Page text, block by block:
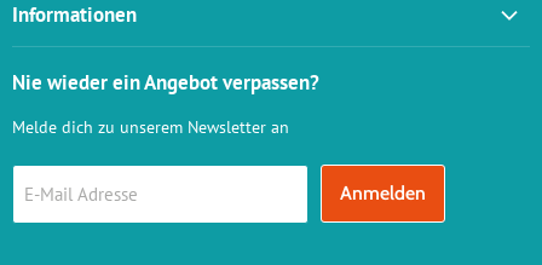
Informationen
AGB
Widerrufsbelehrung
Vertrag widerrufen
Datenschutz
Nie wieder ein Angebot verpassen?
Melde dich zu unserem Newsletter an
E-Mail Adresse Anmelden